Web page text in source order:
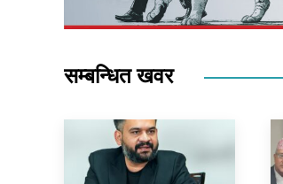
सम्बन्धित खवर